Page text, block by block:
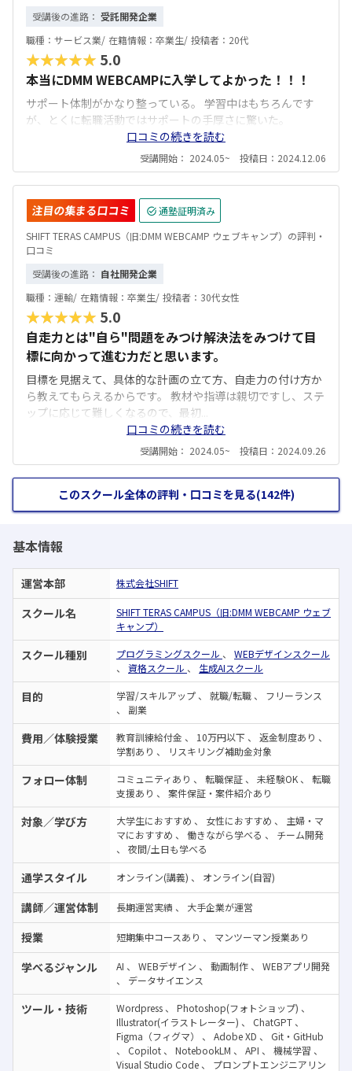
受講後の進路： 受託開発企業
職種： サービス業/ 在籍情報： 卒業生/ 投稿者： 20代
★★★★★ 5.0
本当にDMM WEBCAMPに入学してよかった！！！
サポート体制がかなり整っている。 学習中はもちろんです
が、とくに転職活動ではサポートの手厚さに驚いた。
口コミの続きを読む
受講開始： 2024.05~ 投稿日：2024.12.06
注目の集まる口コミ
通塾証明済み
SHIFT TERAS CAMPUS（旧:DMM WEBCAMP ウェブキャンプ）の評判・
口コミ
受講後の進路： 自社開発企業
職種： 運輸/ 在籍情報： 卒業生/ 投稿者： 30代女性
★★★★★ 5.0
自走力とは"自ら"問題をみつけ解決法をみつけて目
標に向かって進む力だと思います。
目標を見据えて、具体的な計画の立て方、自走力の付け方か
ら教えてもらえるからです。 教材や指導は親切ですし、ステ
ップに応じて難しくなるので、最初...
口コミの続きを読む
受講開始： 2024.05~ 投稿日：2024.09.26
このスクール全体の評判・口コミを見る(142件)
基本情報
運営本部 株式会社SHIFT
スクール名
SHIFT TERAS CAMPUS（旧:DMM WEBCAMP ウェブ
キャンプ）
スクール種別 プログラミングスクール 、 WEBデザインスクール
、 資格スクール 、 生成AIスクール
目的 学習/スキルアップ 、 就職/転職 、 フリーランス
、 副業
費用／体験授業 教育訓練給付金 、 10万円以下 、 返金制度あり 、
学割あり 、 リスキリング補助金対象
フォロー体制 コミュニティあり 、 転職保証 、 未経験OK 、 転職
支援あり 、 案件保証・案件紹介あり
対象／学び方 大学生におすすめ 、 女性におすすめ 、 主婦・マ
マにおすすめ 、 働きながら学べる 、 チーム開発
、 夜間/土日も学べる
通学スタイル オンライン(講義) 、 オンライン(自習)
講師／運営体制 長期運営実績 、 大手企業が運営
授業 短期集中コースあり 、 マンツーマン授業あり
学べるジャンル AI 、 WEBデザイン 、 動画制作 、 WEBアプリ開発
、 データサイエンス
ツール・技術 Wordpress 、 Photoshop(フォトショップ) 、
Illustrator(イラストレーター) 、 ChatGPT 、
Figma（フィグマ）
、 Adobe XD 、 Git・GitHub
、 Copilot 、 NotebookLM 、 API 、 機械学習 、
Visual Studio Code 、 プロンプトエンジニアリン